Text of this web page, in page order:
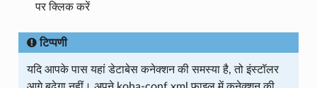
पर क्लिक करें
टिप्पणी
यदि आपके पास यहां डेटाबेस कनेक्शन की समस्या है, तो इंस्टॉलर